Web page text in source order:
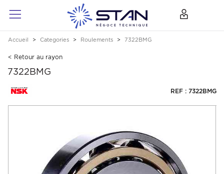
Accueil Categories Roulements 7322BMG
< Retour au rayon
7322BMG
REF : 7322BMG